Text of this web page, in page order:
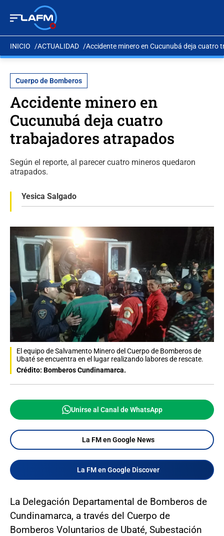
INICIO ACTUALIDAD Accidente minero en Cucunubá deja cuatro
Cuerpo de Bomberos
Accidente minero en
Cucunubá deja cuatro
trabajadores atrapados
Según el reporte, al parecer cuatro mineros quedaron
atrapados.
Yesica Salgado
El equipo de Salvamento Minero del Cuerpo de Bomberos de
Ubaté se encuentra en el lugar realizando labores de rescate.
Crédito: Bomberos Cundinamarca.
Unirse al Canal de WhatsApp
La FM en Google News
La FM en Google Discover
La Delegación Departamental de Bomberos de
Cundinamarca, a través del Cuerpo de
Bomberos Voluntarios de Ubaté, Subestación